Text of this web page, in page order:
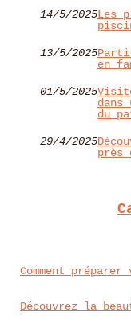
14/5/2025Les
13/5/2025
en
01/5/2025
dans
du
29/4/2025
près
Comment
Découvrez la